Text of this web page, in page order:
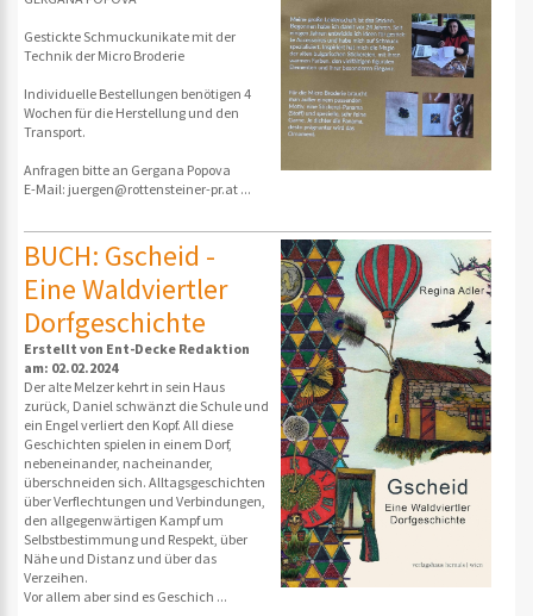
Gestickte Schmuckunikate mit der
Technik der Micro Broderie
Individuelle Bestellungen benötigen 4
Wochen für die Herstellung und den
Transport.
Anfragen bitte an Gergana Popova
E-Mail: juergen@rottensteiner-pr.at ...
BUCH: Gscheid -
Eine Waldviertler
Dorfgeschichte
Erstellt von Ent-Decke Redaktion
am: 02.02.2024
Der alte Melzer kehrt in sein Haus
zurück, Daniel schwänzt die Schule und
ein Engel verliert den Kopf. All diese
Geschichten spielen in einem Dorf,
nebeneinander, nacheinander,
überschneiden sich. Alltagsgeschichten
über Verflechtungen und Verbindungen,
den allgegenwärtigen Kampf um
Selbstbestimmung und Respekt, über
Nähe und Distanz und über das
Verzeihen.
Vor allem aber sind es Geschich ...